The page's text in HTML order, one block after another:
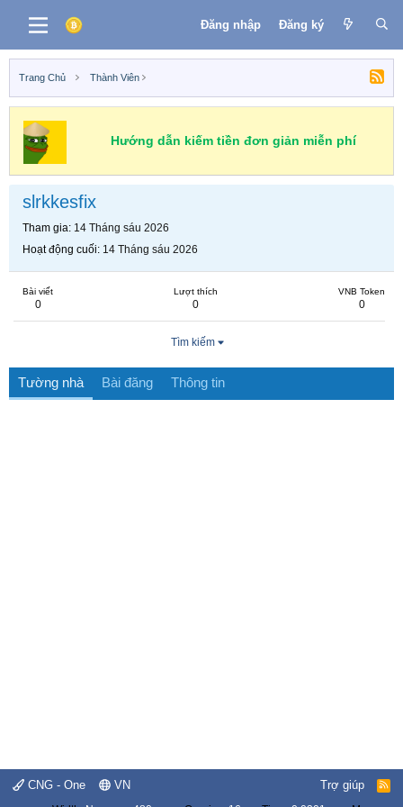
Đăng nhập Đăng ký
Trang Chủ Thành Viên
Hướng dẫn kiếm tiền đơn giản miễn phí
slrkkesfix
Tham gia 14 Tháng sáu 2026
Hoạt động cuối 14 Tháng sáu 2026
Bài viết
0
Lượt thích
0
VNB Token
0
Tìm kiếm
Tường nhà Bài đăng Thông tin
CNG - One VN Trợ giúp
R